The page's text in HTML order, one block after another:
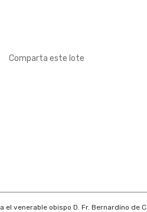
Comparta este lote
venerable obispo D. Fr. Bernardino de